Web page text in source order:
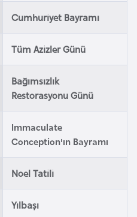
Cumhuriyet Bayramı
Tüm Azizler Günü
Bağımsızlık
Restorasyonu Günü
Immaculate
Conception'ın Bayramı
Noel Tatili
Yılbaşı